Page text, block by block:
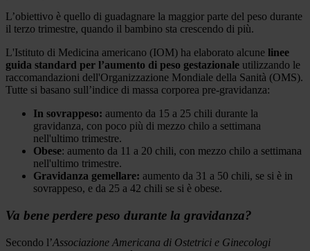
L’obiettivo è quello di guadagnare la maggior parte del peso durante
il terzo trimestre, quando il bambino sta crescendo di più.
L'Istituto di Medicina americano (IOM) ha elaborato alcune linee
guida standard per l’aumento di peso gestazionale utilizzando le
raccomandazioni dell'Organizzazione Mondiale della Sanità (OMS).
Tutte si basano sull’indice di massa corporea pre-gravidanza:
In sovrappeso: aumento da 15 a 25 chili durante la
gravidanza, con poco più di mezzo chilo a settimana
nell'ultimo trimestre.
Obese: aumento da 11 a 20 chili, con mezzo chilo a settimana
nell'ultimo trimestre.
Gravidanza gemellare: aumento da 31 a 50 chili, se si è in
sovrappeso, e da 25 a 42 chili se si è obese.
Va bene perdere peso durante la gravidanza?
Secondo l’Associazione Americana di Ostetrici e Ginecologi